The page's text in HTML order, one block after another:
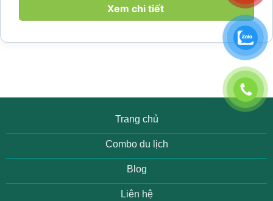
và không gian nghỉ dưỡng...
Xem chi tiết
Trang chủ
Combo du lịch
Blog
Liên hệ